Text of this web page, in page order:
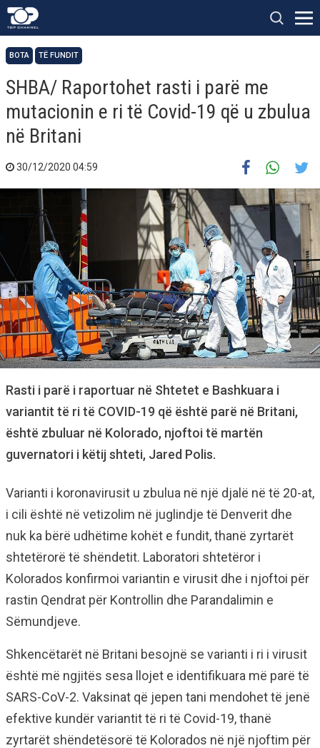
BOTA TË FUNDIT
SHBA/ Raportohet rasti i parë me
mutacionin e ri të Covid-19 që u zbulua
në Britani
30/12/2020 04:59
Rasti i parë i raportuar në Shtetet e Bashkuara i
variantit të ri të COVID-19 që është parë në Britani,
është zbuluar në Kolorado, njoftoi të martën
guvernatori i këtij shteti, Jared Polis.
Varianti i koronavirusit u zbulua në një djalë në të 20-at,
i cili është në vetizolim në juglindje të Denverit dhe
nuk ka bërë udhëtime kohët e fundit, thanë zyrtarët
shtetërorë të shëndetit. Laboratori shtetëror i
Kolorados konfirmoi variantin e virusit dhe i njoftoi për
rastin Qendrat për Kontrollin dhe Parandalimin e
Sëmundjeve.
Shkencëtarët në Britani besojnë se varianti i ri i virusit
është më ngjitës sesa llojet e identifikuara më parë të
SARS-CoV-2. Vaksinat që jepen tani mendohet të jenë
efektive kundër variantit të ri të Covid-19, thanë
zyrtarët shëndetësorë të Kolorados në një njoftim për